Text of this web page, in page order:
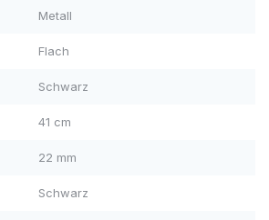
Metall
Flach
Schwarz
41 cm
22 mm
Schwarz